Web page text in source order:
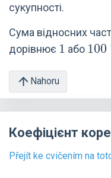
сукупності.
Сума відносних
дорівнює 1
1 або 100
Nahoru
Коефіцієнт
Přejít ke cvičením na